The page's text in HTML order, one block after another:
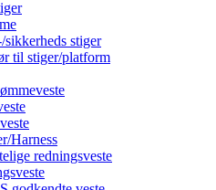
stiger
til stiger/platform
Harness
redningsveste